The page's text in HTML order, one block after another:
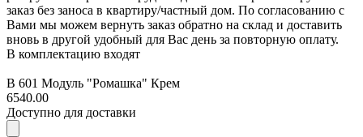
заказ без заноса в квартиру/частный дом. По согласованию с
Вами мы можем вернуть заказ обратно на склад и доставить
вновь в другой удобный для Вас день за повторную оплату.
В комплектацию входят
В 601 Модуль "Ромашка" Крем
6540.00
Доступно для доставки